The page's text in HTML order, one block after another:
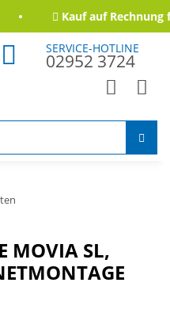
Kauf auf Rechnung
SERVICE-HOTLINE
02952 3724
MOVIA SL,